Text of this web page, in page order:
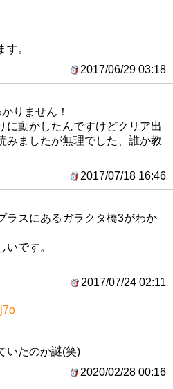
。
2017/06/29 03:18
りません！
に動かしたんですけどクリア出
ましたが無理でした、誰か教
2017/07/18 16:46
ラスにあるガラクタ橋3がわか
です。
2017/07/24 02:11
いたのか謎(笑)
2020/02/28 00:16